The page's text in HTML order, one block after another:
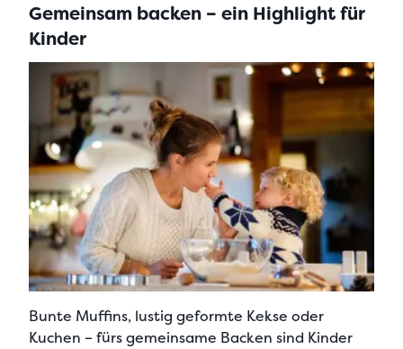
Gemeinsam backen – ein Highlight für
Kinder
Bunte Muffins, lustig geformte Kekse oder
Kuchen – fürs gemeinsame Backen sind Kinder